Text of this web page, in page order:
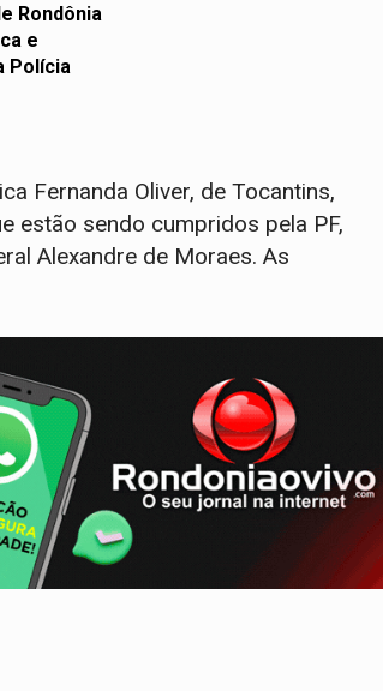
Rondônia
e
Polícia
Fernanda Oliver, de Tocantins,
estão sendo cumpridos pela PF,
Alexandre de Moraes. As